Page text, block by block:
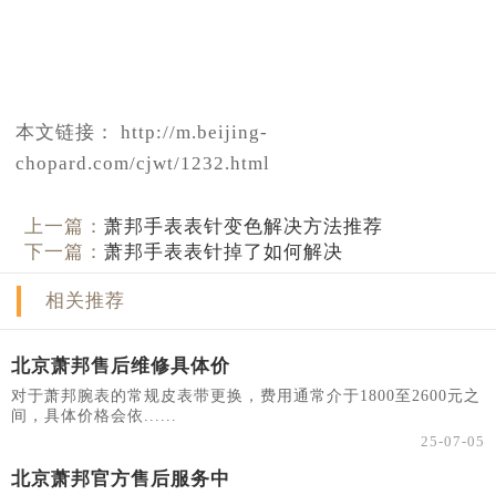
本文链接： http://m.beijing-
chopard.com/cjwt/1232.html
上一篇：萧邦手表表针变色解决方法推荐
下一篇：萧邦手表表针掉了如何解决
相关推荐
北京萧邦售后维修具体价
对于萧邦腕表的常规皮表带更换，费用通常介于1800至2600元之
间，具体价格会依......
25-07-05
北京萧邦官方售后服务中